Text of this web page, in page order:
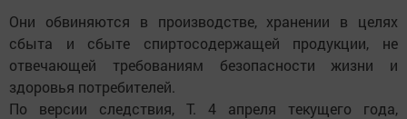
Они обвиняются в производстве, хранении в целях
сбыта и сбыте спиртосодержащей продукции, не
отвечающей требованиям безопасности жизни и
здоровья потребителей.
По версии следствия, Т. 4 апреля текущего года,